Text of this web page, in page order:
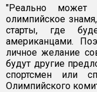
"Реально может
олимпийское
старты, где
американцами.
личное желание
будут другие
спортсмен или
Олимпийского